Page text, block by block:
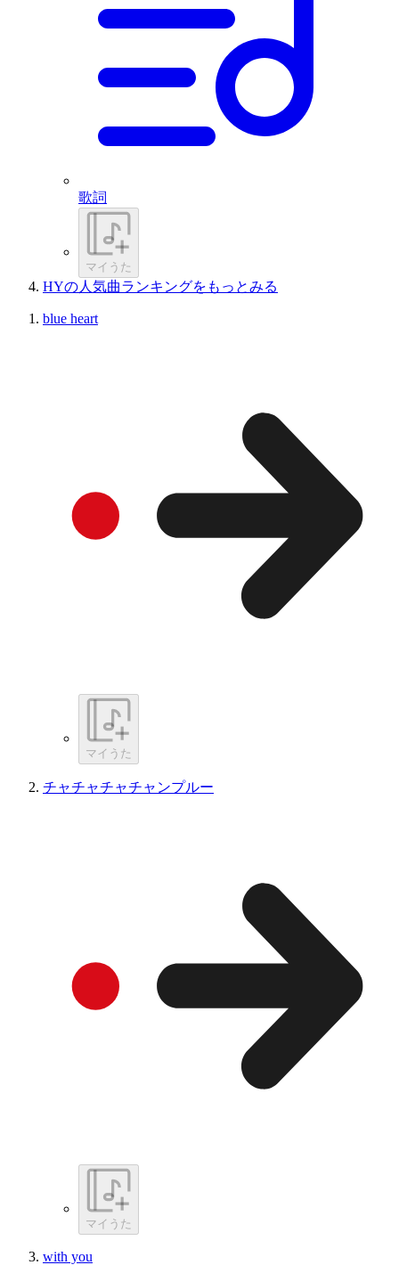
歌詞
マイうた
HYの人気曲ランキングをもっとみる
blue heart
マイうた
チャチャチャチャンプルー
マイうた
with you